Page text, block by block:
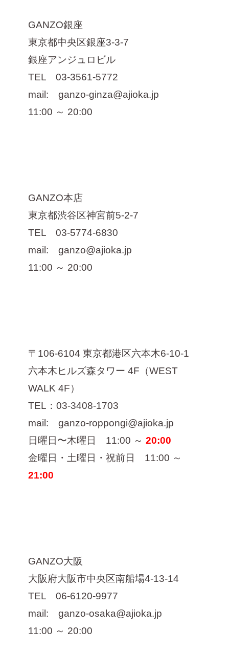
GANZO銀座
東京都中央区銀座3-3-7
銀座アンジュロビル
TEL 03-3561-5772
mail: ganzo-ginza@ajioka.jp
11:00 ～ 20:00
GANZO本店
東京都渋谷区神宮前5-2-7
TEL 03-5774-6830
mail: ganzo@ajioka.jp
11:00 ～ 20:00
〒106-6104 東京都港区六本木6-10-1
六本木ヒルズ森タワー 4F（WEST
WALK 4F）
TEL：03-3408-1703
mail: ganzo-roppongi@ajioka.jp
日曜日〜木曜日 11:00 ～ 20:00
金曜日・土曜日・祝前日 11:00 ～
21:00
GANZO大阪
大阪府大阪市中央区南船場4-13-14
TEL 06-6120-9977
mail: ganzo-osaka@ajioka.jp
11:00 ～ 20:00